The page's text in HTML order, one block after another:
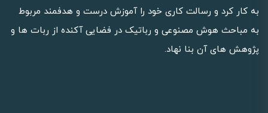
به کار کرد و رسالت کاری خود را آموزش درست و هدفمند مربوط
به مباحث هوش مصنوعی و رباتیک در فضایی آکنده از ربات ها و
پژوهش های آن بنا نهاد.